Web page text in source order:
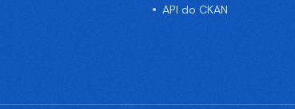
API do CKAN